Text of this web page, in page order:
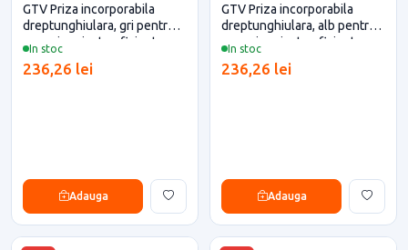
In stoc
GTV Priza incorporabila
dreptunghiulara, gri pentru
casa si proiecte eficiente
236,26 lei
Adauga
In stoc
GTV Priza incorporabila
dreptunghiulara, alb pentru
casa si proiecte eficiente
236,26 lei
Adauga